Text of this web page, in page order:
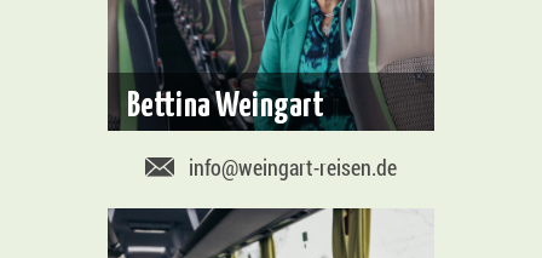
Bettina Weingart
info@weingart-reisen.de